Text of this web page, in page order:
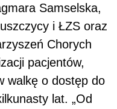
Samselska,
i ŁZS oraz
Chorych
pacjentów,
walkę o dostęp do
lat. „Od